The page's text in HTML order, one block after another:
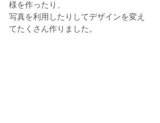
様を作ったり、
写真を利用したりしてデザインを変え
てたくさん作りました。